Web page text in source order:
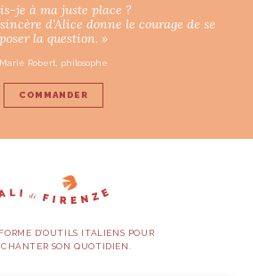
je à ma juste place ?
d’Alice donne le courage de se
poser la question. »
Marie Robert, philosophe
COMMANDER
D’OUTILS ITALIENS POUR
SON QUOTIDIEN.